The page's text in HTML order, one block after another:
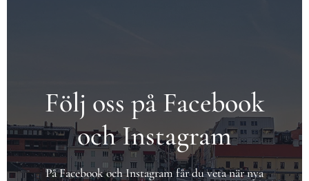
Följ oss på Facebook
och Instagram
På Facebook och Instagram får du veta när nya